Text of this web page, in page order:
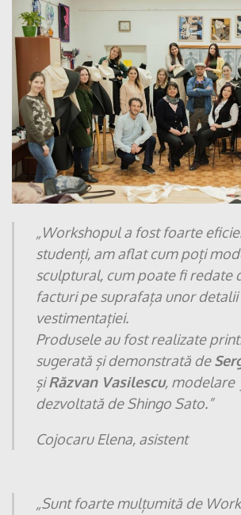
„Workshopul a fost foarte
studenți, am aflat cum poți
sculptural, cum poate fi redate
facturi pe suprafața unor detalii
vestimentației.
Produsele au fost realizate
sugerată și demonstrată de
șiRăzvan Vasilescu, modelare
dezvoltată de Shingo Sato.”
Cojocaru Elena, asistent
„Sunt foarte mulțumită de